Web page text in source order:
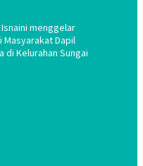
Isnaini menggelar
Masyarakat Dapil
di Kelurahan Sungai